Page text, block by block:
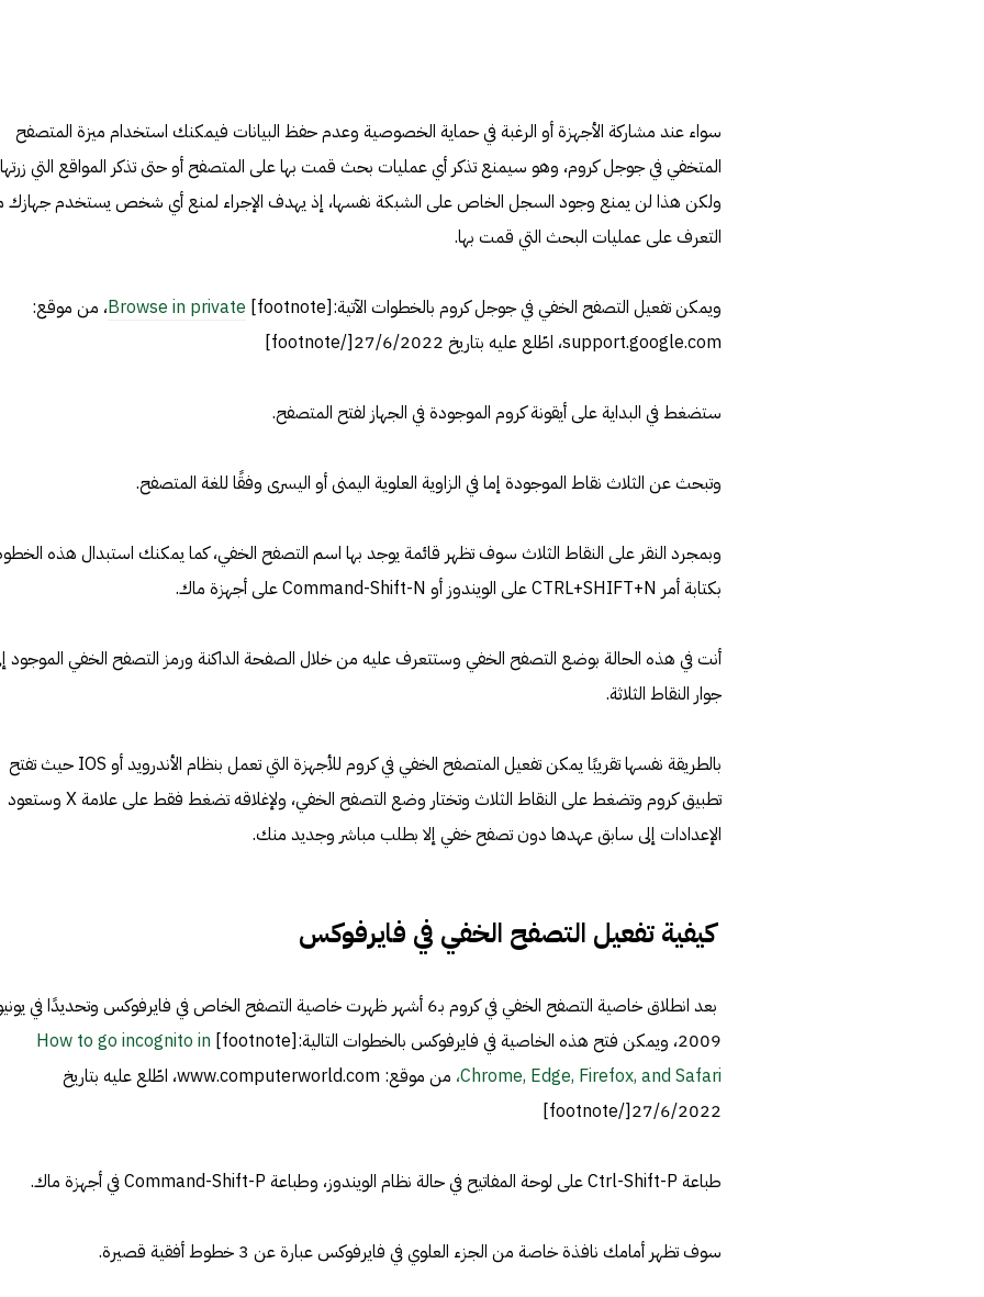
سواء عند مشاركة الأجهزة أو الرغبة في حماية الخصوصية وعدم حفظ البيانات فيمكنك استخدام ميزة المتصفح
المتخفي في جوجل كروم، وهو سيمنع تذكر أي عمليات بحث قمت بها على المتصفح أو حتى تذكر المواقع التي
ولكن هذا لن يمنع وجود السجل الخاص على الشبكة نفسها، إذ يهدف الإجراء لمنع أي شخص يستخدم
التعرف على عمليات البحث التي قمت بها.
ويمكن تفعيل التصفح الخفي في جوجل كروم بالخطوات الآتية:[footnote] Browse in private، من موقع:
support.google.com، اطّلع عليه بتاريخ 27/6/2022[/footnote]
ستضغط في البداية على أيقونة كروم الموجودة في الجهاز لفتح المتصفح.
وتبحث عن الثلاث نقاط الموجودة إما في الزاوية العلوية اليمنى أو اليسرى وفقًا للغة المتصفح.
وبمجرد النقر على النقاط الثلاث سوف تظهر قائمة يوجد بها اسم التصفح الخفي، كما يمكنك استبدال هذه
بكتابة أمر CTRL+SHIFT+N على الويندوز أو Command-Shift-N على أجهزة ماك.
أنت في هذه الحالة بوضع التصفح الخفي وستتعرف عليه من خلال الصفحة الداكنة ورمز التصفح الخفي الموجود
جوار النقاط الثلاثة.
بالطريقة نفسها تقريبًا يمكن تفعيل المتصفح الخفي في كروم للأجهزة التي تعمل بنظام الأندرويد أو IOS حيث تفتح
تطبيق كروم وتضغط على النقاط الثلاث وتختار وضع التصفح الخفي، ولإغلاقه تضغط فقط على علامة X وستعود
الإعدادات إلى سابق عهدها دون تصفح خفي إلا بطلب مباشر وجديد منك.
كيفية تفعيل التصفح الخفي في فايرفوكس
بعد انطلاق خاصية التصفح الخفي في كروم بـ6 أشهر ظهرت خاصية التصفح الخاص في فايرفوكس وتحديدًا في
2009، ويمكن فتح هذه الخاصية في فايرفوكس بالخطوات التالية:[footnote]
How to go incognito in
Chrome, Edge, Firefox, and Safari،
من موقع: www.computerworld.com، اطّلع عليه بتاريخ
27/6/2022[/footnote]
طباعة Ctrl-Shift-P على لوحة المفاتيح في حالة نظام الويندوز، وطباعة Command-Shift-P في أجهزة ماك.
سوف تظهر أمامك نافذة خاصة من الجزء العلوي في فايرفوكس عبارة عن 3 خطوط أفقية قصيرة.